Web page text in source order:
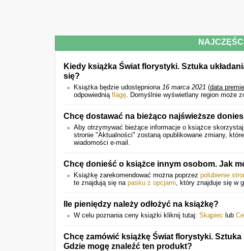
Kiedy książka Świat florystyki. Sztuka
się?
Książka będzie udostępniona 16 marca 2021 (data
odpowiednią flagę. Domyślnie wyświetlany region może
Chcę dostawać na bieżąco najświeższe
Aby otrzymywać bieżące informacje o książce
stronie "Aktualności" zostaną opublikowane zmiany,
wiadomości e-mail.
Chcę donieść o książce innym osobom. Jak
Książkę zarekomendować można poprzez polubienie
te znajdują się na pasku z opcjami, który znajduje się w
Ile pieniędzy należy odłożyć na książkę?
W celu poznania ceny książki kliknij tutaj: Skąpiec lub
Chcę zamówić książkę Świat florystyki.
Gdzie mogę znaleźć ten produkt?